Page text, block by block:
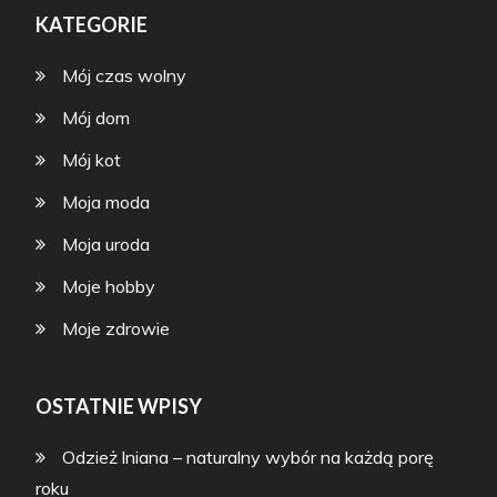
KATEGORIE
Mój czas wolny
Mój dom
Mój kot
Moja moda
Moja uroda
Moje hobby
Moje zdrowie
OSTATNIE WPISY
Odzież lniana – naturalny wybór na każdą porę
roku